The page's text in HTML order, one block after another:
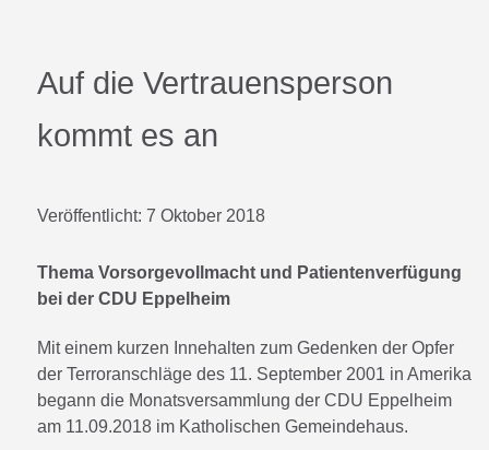
Auf die Vertrauensperson
kommt es an
Veröffentlicht: 7 Oktober 2018
Thema Vorsorgevollmacht und Patientenverfügung
bei der CDU Eppelheim
Mit einem kurzen Innehalten zum Gedenken der Opfer
der Terroranschläge des 11. September 2001 in Amerika
begann die Monatsversammlung der CDU Eppelheim
am 11.09.2018 im Katholischen Gemeindehaus.